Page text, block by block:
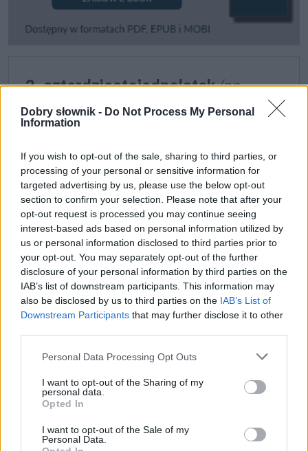
Dobry słownik - Do Not Process My Personal
Information
If you wish to opt-out of the sale, sharing to third parties, or
processing of your personal or sensitive information for
targeted advertising by us, please use the below opt-out
section to confirm your selection. Please note that after your
opt-out request is processed you may continue seeing
interest-based ads based on personal information utilized by
us or personal information disclosed to third parties prior to
your opt-out. You may separately opt-out of the further
disclosure of your personal information by third parties on the
IAB’s list of downstream participants. This information may
also be disclosed by us to third parties on the IAB’s List of
Downstream Participants that may further disclose it to other
Please note that this website/app uses one or more Google
not limited to your visit or usage behaviour. You may click to
grant or deny consent to Google and its third-party tags to
use your data for below specified purposes in below Google
consent section.
Personal Data Processing Opt Outs
I want to opt-out of the Sharing of my
personal data.
Opted In
I want to opt-out of the Sale of my
Personal Data.
2. czterdziestojednolatek(np.
auto)
Definicja
czterdziestojednolatekto zwierzę, roślina lub
rzecz mające czterdzieści jeden lat
Wariant
41-latek
Reguły
komentarzami)
24. (sposób zapisu) liczby:
konstrukcje liczbowo-
słowne (np.